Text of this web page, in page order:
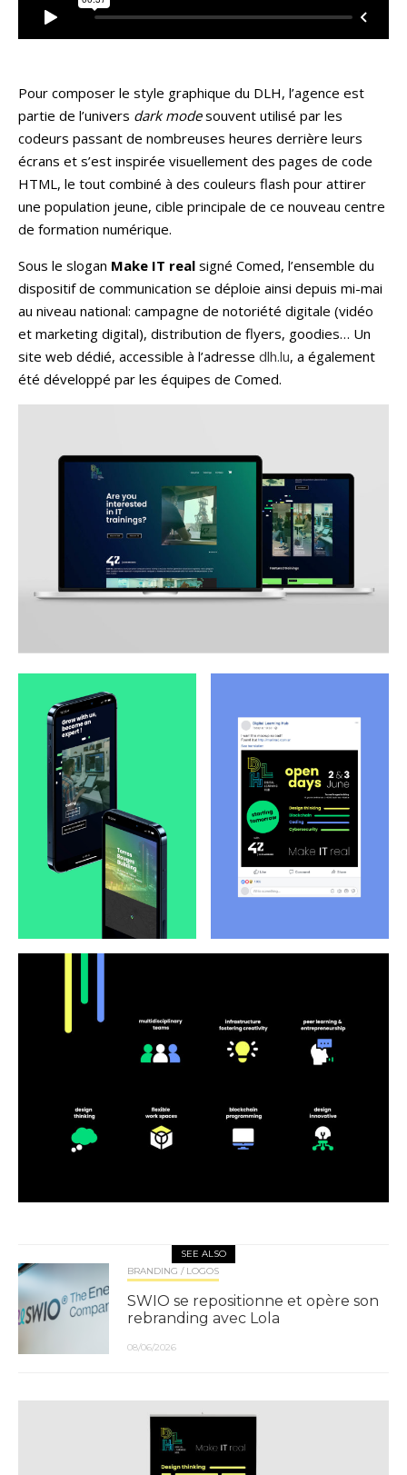
Pour composer le style graphique du DLH, l’agence est
partie de l’univers dark modesouvent utilisé par les
codeurs passant de nombreuses heures derrière leurs
écrans et s’est inspirée visuellement des pages de code
HTML, le tout combiné à des couleurs flash pour attirer
une population jeune, cible principale de ce nouveau centre
de formation numérique.
Sous le slogan Make IT real signé Comed, l’ensemble du
dispositif de communication se déploie ainsi depuis mi-mai
au niveau national: campagne de notoriété digitale (vidéo
et marketing digital), distribution de flyers, goodies… Un
site web dédié, accessible à l’adresse dlh.lu, a également
été développé par les équipes de Comed.
SEE ALSO
BRANDING / LOGOS
SWIO se repositionne et opère son
rebranding avec Lola
08/06/2026